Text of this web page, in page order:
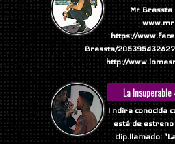
Mr Brassta
https://
Brassta/
http://
La Insuperable
I ndira conocida
está de
clip.llamado: